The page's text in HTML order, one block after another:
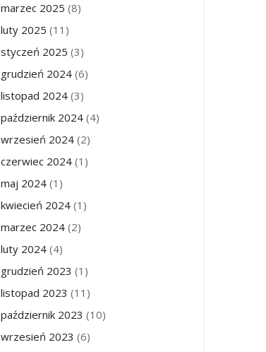
marzec 2025 (8)
luty 2025 (11)
styczeń 2025 (3)
grudzień 2024 (6)
listopad 2024 (3)
październik 2024 (4)
wrzesień 2024 (2)
czerwiec 2024 (1)
maj 2024 (1)
kwiecień 2024 (1)
marzec 2024 (2)
luty 2024 (4)
grudzień 2023 (1)
listopad 2023 (11)
październik 2023 (10)
wrzesień 2023 (6)